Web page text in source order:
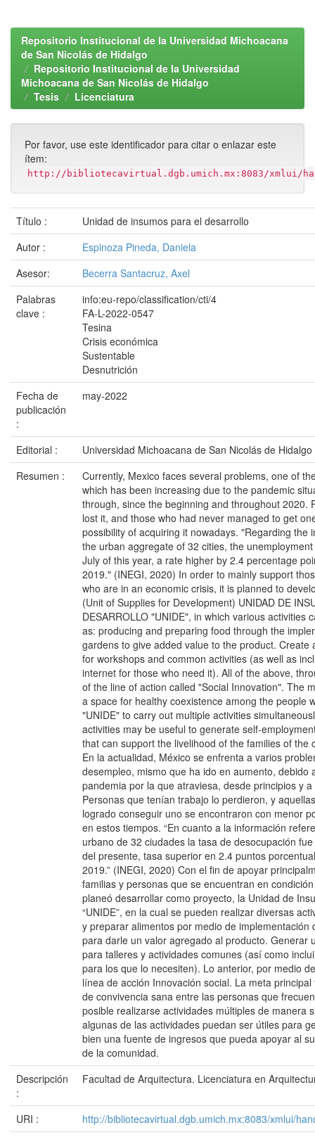
Repositorio Institucional de la Universidad Michoacana
de San Nicolás de Hidalgo
Repositorio Institucional de la Universidad
Michoacana de San Nicolás de Hidalgo
Tesis
Licenciatura
Por favor, use este identificador para citar o enlazar este
ítem:
http://bibliotecavirtual.dgb.umich.mx:8083/xmlui/
Título :
Unidad de insumos para el desarrollo
Autor :
Espinoza Pineda, Daniela
Asesor:
Becerra Santacruz, Axel
Palabras
clave :
info:eu-repo/classification/cti/4
FA-L-2022-0547
Tesina
Crisis económica
Sustentable
Desnutrición
Fecha de
publicación
:
may-2022
Editorial :
Universidad Michoacana de San Nicolás de Hidalgo
Resumen :
Currently, Mexico faces several problems, one of
which has been increasing due to the pandemic
through, since the beginning and throughout 2020.
lost it, and those who had never managed to get
possibility of acquiring it nowadays. "Regarding the
the urban aggregate of 32 cities, the
July of this year, a rate higher by 2.4 percentage
2019." (INEGI, 2020) In order to mainly support
who are in an economic crisis, it is planned to
(Unit of Supplies for Development) UNIDAD DE
DESARROLLO "UNIDE", in which various activities
as: producing and preparing food through the
gardens to give added value to the product. Create
for workshops and common activities (as well as
internet for those who need it). All of the above,
of the line of action called "Social Innovation". The
a space for healthy coexistence among the people
"UNIDE" to carry out multiple activities
activities may be useful to generate self-
that can support the livelihood of the families of the
En la actualidad, México se enfrenta a varios
desempleo, mismo que ha ido en aumento, debido
pandemia por la que atraviesa, desde principios y
Personas que tenían trabajo lo perdieron, y
logrado conseguir uno se encontraron con menor
en estos tiempos. “En cuanto a la información
urbano de 32 ciudades la tasa de desocupación
del presente, tasa superior en 2.4 puntos
2019.” (INEGI, 2020) Con el fin de apoyar
familias y personas que se encuentran en
planeó desarrollar como proyecto, la Unidad de
“UNIDE”, en la cual se pueden realizar diversas
y preparar alimentos por medio de implementación
para darle un valor agregado al producto. Generar
para talleres y actividades comunes (así como
para los que lo necesiten). Lo anterior, por medio
línea de acción Innovación social. La meta
de convivencia sana entre las personas que
posible realizarse actividades múltiples de manera
algunas de las actividades puedan ser útiles para
bien una fuente de ingresos que pueda apoyar al
de la comunidad.
Descripción
:
Facultad de Arquitectura. Licenciatura en
URI :
http://bibliotecavirtual.dgb.umich.mx:8083/xmlui/